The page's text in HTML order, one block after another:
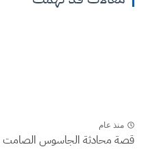
منذ عام
قصة محادثة الجاسوس الصامت